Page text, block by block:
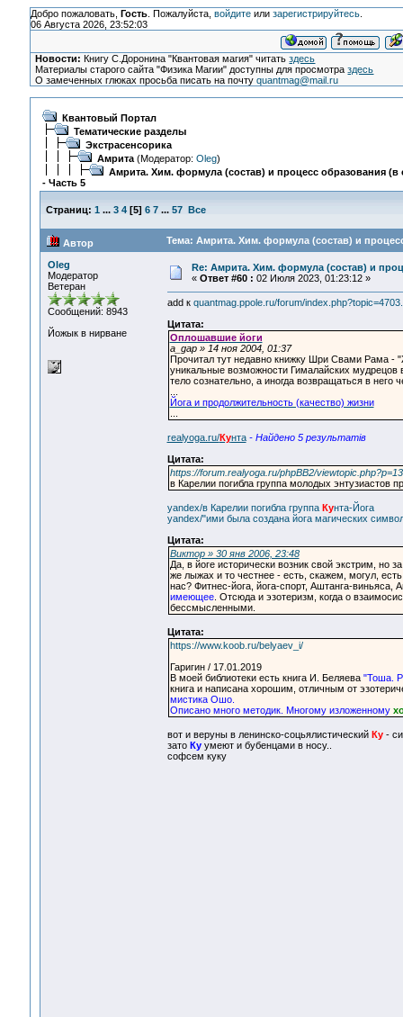
Добро пожаловать, Гость. Пожалуйста, войдитеили зарегистрируйтесь.
06 Августа 2026, 23:52:03
Новости: Книгу С.Доронина "Квантовая магия" читатьздесь
Материалы старого сайта "Физика Магии" доступны для просмотраздесь
О замеченных глюках просьба писать на почтуquantmag@mail.ru
Квантовый Портал
Тематические разделы
Экстрасенсорика
Амрита(Модератор: Oleg)
Амрита. Хим. формула (состав) и процесс образования (в
- Часть 5
Страниц: 1 ... 3 4[5] 6 7 ... 57 Все
Автор Тема: Амрита. Хим. формула (состав) и
Oleg
Модератор
Ветеран
Сообщений: 8943
Йожык в нирване
Re: Амрита. Хим. формула (состав) и
« Ответ #60 : 02 Июля 2023, 01:23:12 »
add к quantmag.ppole.ru/forum/
Цитата:
Оплошавшие йоги
a_gap » 14 ноя 2004, 01:37
Прочитал тут недавно книжку Шри Свами Рама -
уникальные возможности Гималайских
тело сознательно, а иногда возвращаться в
Йога и продолжительность (качество) жизни
realyoga.ru/Кунта - Найдено 5 результатiв
Цитата:
https://forum.realyoga.ru/phpBB2/
в Карелии погибла группа молодых энтузиастов
yandex/в Карелии погибла группа Кунта-Йога
yandex/"ими была создана йога магических
Цитата:
Виктор » 30 янв 2006, 23:48
Да, в йоге исторически возник свой экстрим, но
же лыжах и то честнее - есть, скажем, могул,
нас? Фитнес-йога, йога-спорт, Аштанга-виньяса,
имеющее. Отсюда и эзотеризм, когда о
бессмысленными.
Цитата:
https://www.koob.ru/belyaev_i/
Гаригин / 17.01.2019
В моей библиотеки есть книга И. Беляева "Тоша.
книга и написана хорошим, отличным от
мистика Ошо.
Описано много методик. Многому изложенному
вот и веруны в ленинско-соцьялистический Ку-
зато Куумеют и бубенцами в носу..
софсем куку